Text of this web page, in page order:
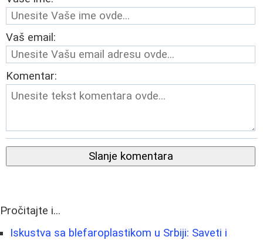
Vaš email:
Komentar:
Slanje komentara
Pročitajte i...
Iskustva sa blefaroplastikom u Srbiji: Saveti i